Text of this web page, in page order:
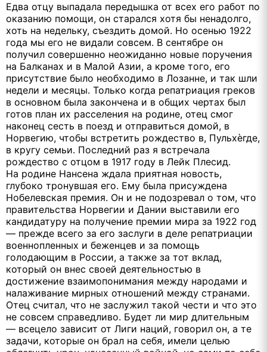
Едва отцу выпадала передышка от всех его работ по
оказанию помощи, он старался хотя бы ненадолго,
хоть на недельку, съездить домой. Но осенью 1922
года мы его не видали совсем. В сентябре он
получил совершенно неожиданно новые поручения
на Балканах и в Малой Азии, а кроме того, его
присутствие было необходимо в Лозанне, и так шли
недели и месяцы. Только когда репатриация греков
в основном была закончена и в общих чертах был
готов план их расселения на родине, отец смог
наконец сесть в поезд и отправиться домой, в
Норвегию, чтобы встретить рождество в, Пульхѐгде,
в кругу семьи. Последний раз я встречала
рождество с отцом в 1917 году в Лейк Плесид.
На родине Нансена ждала приятная новость,
глубоко тронувшая его. Ему была присуждена
Нобелевская премия. Он и не подозревал о том, что
правительства Норвегии и Дании выставили его
кандидатуру на получение премии мира за 1922 год
— прежде всего за его заслуги в деле репатриации
военнопленных и беженцев и за помощь
голодающим в России, а также за тот вклад,
который он внес своей деятельностью в
достижение взаимопонимания между народами и
налаживание мирных отношений между странами.
Отец считал, что не заслужил такой чести и что это
не совсем справедливо. Будет ли мир длительным
— всецело зависит от Лиги наций, говорил он, а те
задачи, которые он брал на себя, имели целью